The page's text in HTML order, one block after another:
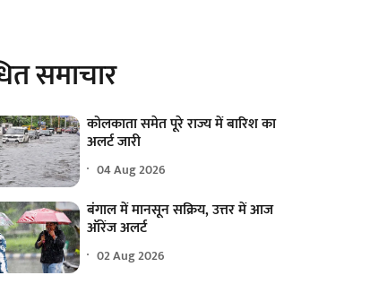
समाचार
कोलकाता समेत पूरे राज्य में बारिश का
अलर्ट जारी
04 Aug 2026
बंगाल में मानसून सक्रिय, उत्तर में आज
ऑरेंज अलर्ट
02 Aug 2026